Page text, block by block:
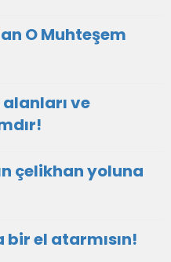
O Muhteşem
ve
çelikhan yoluna
el atarmısın!